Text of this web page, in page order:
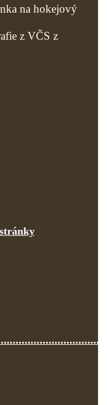
na hokejový
z VČS z